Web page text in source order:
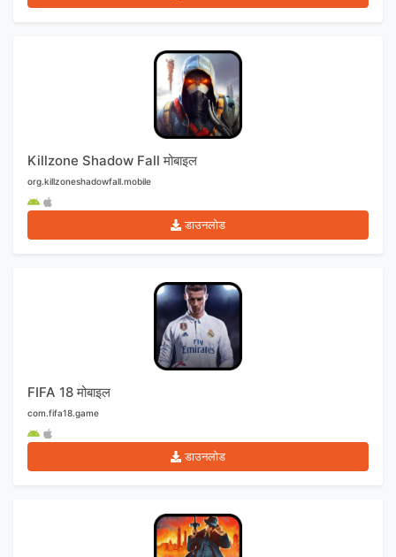
Killzone Shadow Fall मोबाइल
org.killzoneshadowfall.mobile
डाउनलोड
FIFA 18 मोबाइल
com.fifa18.game
डाउनलोड